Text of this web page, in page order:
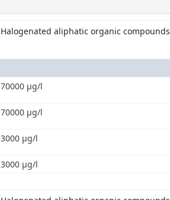
Halogenated aliphatic organic compounds
70000 µg/l
70000 µg/l
3000 µg/l
3000 µg/l